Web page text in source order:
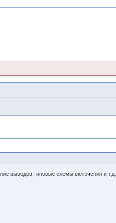
выводов,типовые схемы включения и т.д.